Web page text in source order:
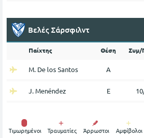
Βελές Σάρσφιλντ
Παίχτης Θέση Συμ/
M. De los Santos Α
J. Menéndez Ε
Tιμωρημένοι Τραυματίες Άρρωστοι Αμφίβολοι